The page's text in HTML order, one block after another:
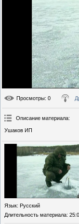
Просмотры: 0
Описание материала:
Ушаков ИП
Язык: Русский
Длительность материала: